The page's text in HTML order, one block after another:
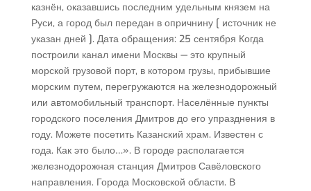
казнён, оказавшись последним удельным князем на
Руси, а город был передан в опричнину [ источник не
указан дней ]. Дата обращения: 25 сентября Когда
построили канал имени Москвы — это крупный
морской грузовой порт, в котором грузы, прибывшие
морским путем, перегружаются на железнодорожный
или автомобильный транспорт. Населённые пункты
городского поселения Дмитров до его упразднения в
году. Можете посетить Казанский храм. Известен с
года. Как это было…». В городе располагается
железнодорожная станция Дмитров Савёловского
направления. Города Московской области. В